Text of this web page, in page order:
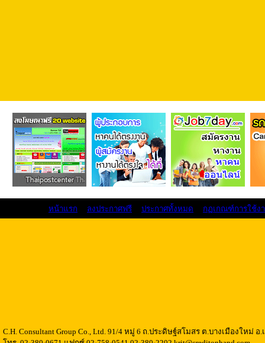
หน้าแรก ลงประกาศฟรี ประกาศทั้งหมด กฏเกณฑ์การใช้ง
C.H. Consultant Group Co., Ltd. 91/4 หมู่ 6 ถ.ประดิษฐ์สโมสร ต.บางเมืองใหม่ อ